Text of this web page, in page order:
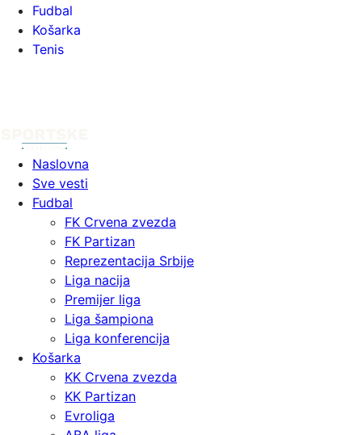
Fudbal
Košarka
Tenis
Naslovna
Sve vesti
Fudbal
FK Crvena zvezda
FK Partizan
Reprezentacija Srbije
Liga nacija
Premijer liga
Liga šampiona
Liga konferencija
Košarka
KK Crvena zvezda
KK Partizan
Evroliga